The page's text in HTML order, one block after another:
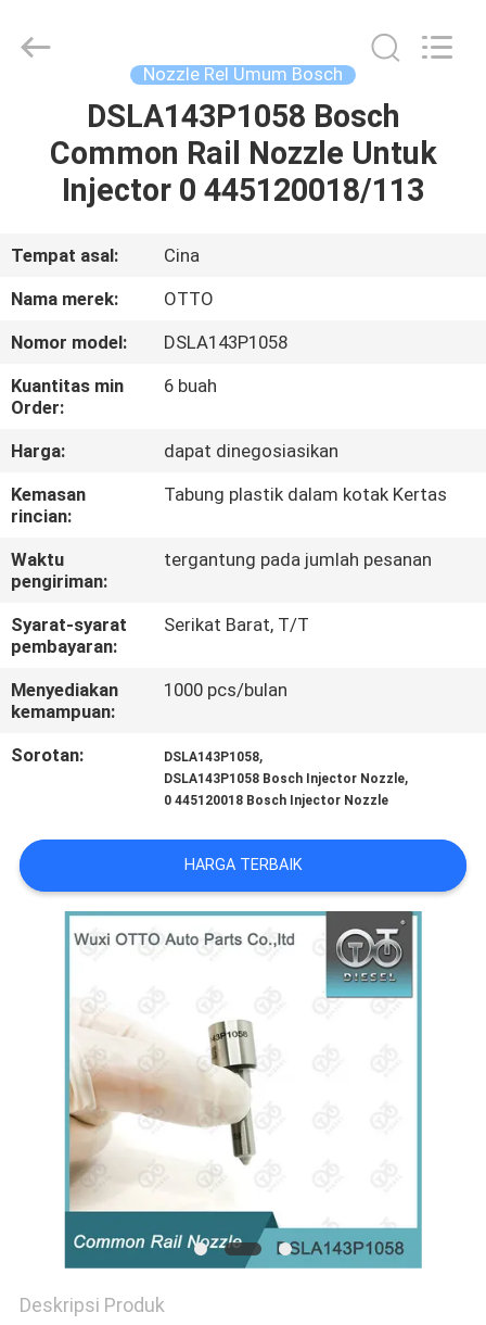
BERANDA
PRODUK
TENTANG
KAMI
TUR
PABRIK
KONTROL
KUALITAS
HUBUNGI
KAMI
BERITA
KASUS
PRIVACY
POLICY
AUTO
PARTS
Nozzle Rel Umum Bosch
DSLA143P1058 Bosch
Common Rail Nozzle Untuk
Injector 0 445120018/113
Tempat asal:
Cina
Nama merek:
OTTO
Nomor model:
DSLA143P1058
Kuantitas min
Order:
6 buah
Harga:
dapat dinegosiasikan
Kemasan
rincian:
Tabung plastik dalam kotak Kertas
Waktu
pengiriman:
tergantung pada jumlah pesanan
Syarat-syarat
pembayaran:
Serikat Barat, T/T
Menyediakan
kemampuan:
1000 pcs/bulan
Sorotan: DSLA143P1058,
DSLA143P1058 Bosch Injector Nozzle,
0 445120018 Bosch Injector Nozzle
HARGA TERBAIK
Deskripsi Produk